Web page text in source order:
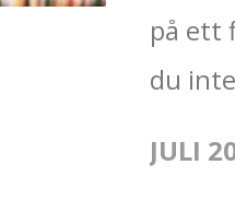
på ett
du
JULI